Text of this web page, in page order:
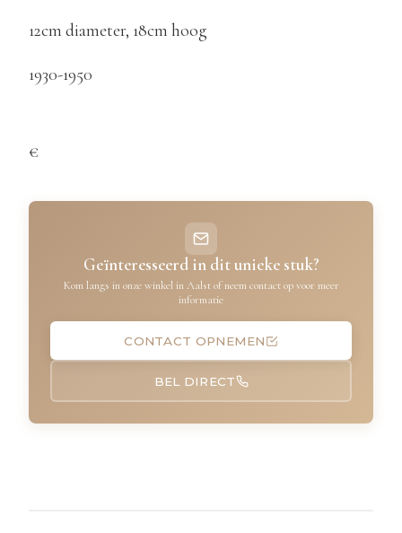
12cm diameter, 18cm hoog
1930-1950
€
Geïnteresseerd in dit unieke stuk?
Kom langs in onze winkel in Aalst of neem contact op voor meer
informatie
CONTACT OPNEMEN
BEL DIRECT